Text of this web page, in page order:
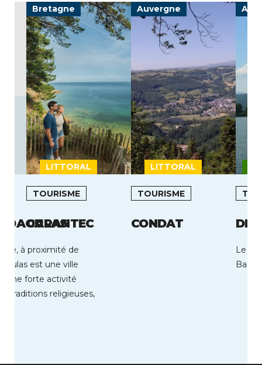
LITTORAL
DAOULAS
à proximité de
est une ville
forte activité
traditions religieuses,
Bretagne
LITTORAL
TOURISME
CARANTEC
Auvergne
TOURISME
CONDAT
Le
Bains